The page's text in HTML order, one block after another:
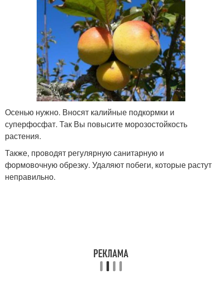
Осенью нужно. Вносят калийные подкормки и
суперфосфат. Так Вы повысите морозостойкость
растения.
Также, проводят регулярную санитарную и
формовочную обрезку. Удаляют побеги, которые растут
неправильно.